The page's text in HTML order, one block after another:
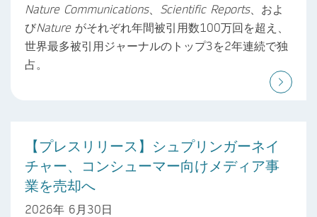
Nature Communications、 Scientific Reports、およ
びNatureがそれぞれ年間被引用数100万回を超え、
世界最多被引用ジャーナルのトップ3を2年連続で独
占。
【プレスリリース】シュプリンガーネイ
チャー、コンシューマー向けメディア事
業を売却へ
2026年 6月30日